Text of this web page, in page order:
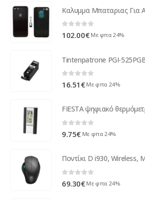
0 out of 5
102.00€ Με φπα 24%
0 out of 5
16.51 € Με φπα 24%
0 out of 5
9.75€ Με φπα 24%
Ποντίκι D i930, Wireless,
69.30€ Με φπα 24%